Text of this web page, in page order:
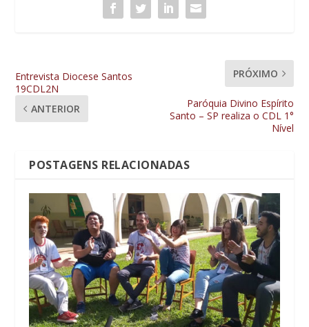
Entrevista Diocese Santos
19CDL2N
ANTERIOR
PRÓXIMO
Paróquia Divino Espírito
Santo – SP realiza o CDL 1°
Nível
POSTAGENS RELACIONADAS